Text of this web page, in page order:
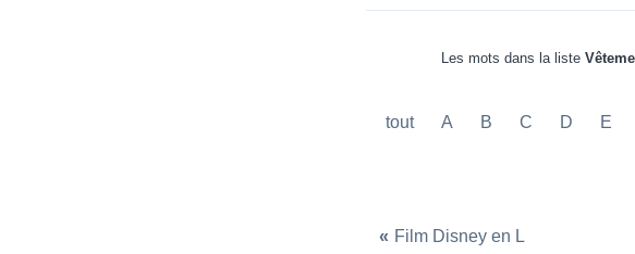
Les mots dans la liste
tout A B C D E
« Film Disney en L